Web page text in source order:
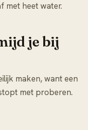
met heet water.
je bij
maken, want een
met proberen.